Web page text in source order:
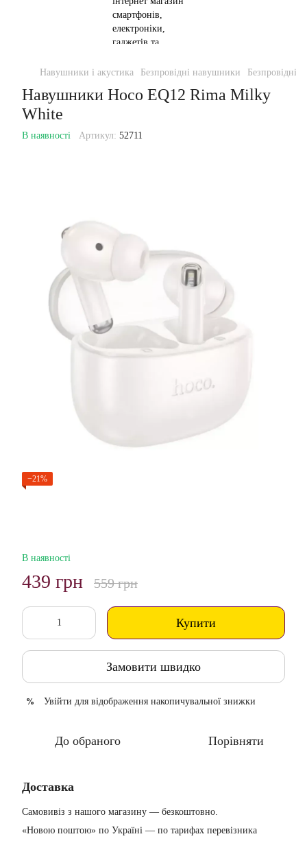
Навушники і акустика Безпровідні навушники Безпровідні
Навушники Hoco EQ12 Rima Milky
White
В наявності Артикул: 52711
−21%
В наявності
439 грн 559 грн
Купити
Замовити швидко
% Увійти для відображення накопичувальної знижки
До обраного Порівняти
Доставка
Самовивіз з нашого магазину — безкоштовно.
«Новою поштою» по Україні — по тарифах перевізника